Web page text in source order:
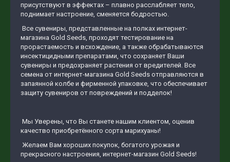
присутствуют в эффектах – плавно расслабляет тело,
поднимает настроение, сменяется бодростью.
Все сувениры, представленные на полках интернет-
магазина Gold Seeds, проходят тестирование на
прорастаемость и всхождение, а также обрабатываются
инсектицидными препаратами, что сохраняет Ваши
сувениры и предохраняет растения от вредителей. Все
семена от интернет-магазина Gold Seeds отправляются в
запаянной колбе и фирменной упаковке, что обеспечивает
защиту сувениров от повреждений и подделок!
Мы Уверены, что Вы станете нашим клиентом, оценив
качество приобретённого сорта марихуаны!
Желаем Вам хороших покупок, богатого урожая и
прекрасного настроения, интернет-магазин Gold Seeds!